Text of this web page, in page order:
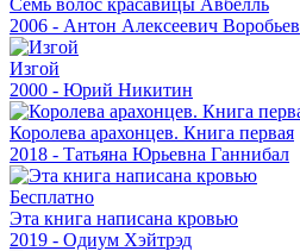
2006 - Антон Алексеевич Воробьев
Изгой
2000 - Юрий Никитин
Королева арахонцев. Книга первая
2018 - Татьяна Юрьевна Ганнибал
Бесплатно
Эта книга написана кровью
2019 - Одиум Хэйтрэд